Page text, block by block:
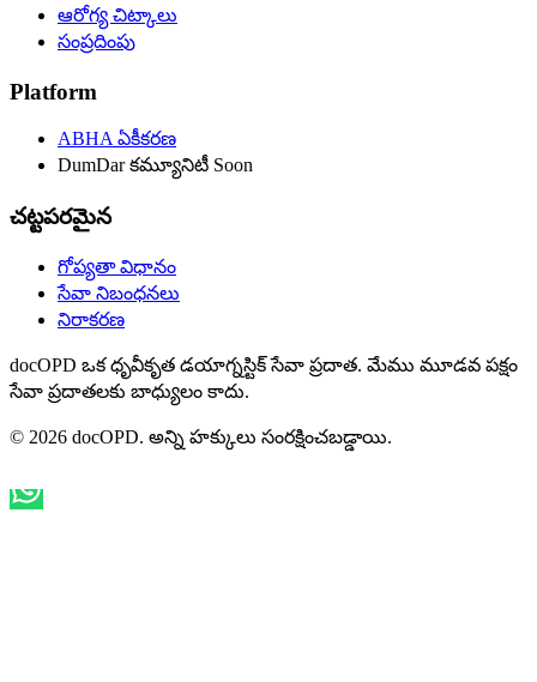
ఆరోగ్య చిట్కాలు
సంప్రదింపు
Platform
ABHA ఏకీకరణ
DumDar కమ్యూనిటీ Soon
చట్టపరమైన
గోప్యతా విధానం
సేవా నిబంధనలు
నిరాకరణ
docOPD ఒక ధృవీకృత డయాగ్నస్టిక్ సేవా ప్రదాత. మేము మూడవ పక్షం
సేవా ప్రదాతలకు బాధ్యులం కాదు.
© 2026 docOPD. అన్ని హక్కులు సంరక్షించబడ్డాయి.